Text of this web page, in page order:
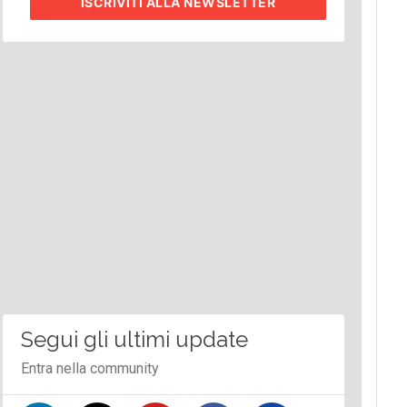
Segui gli ultimi update
Entra nella community